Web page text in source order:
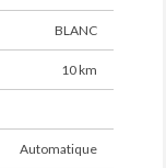
BLANC
10 km
Automatique